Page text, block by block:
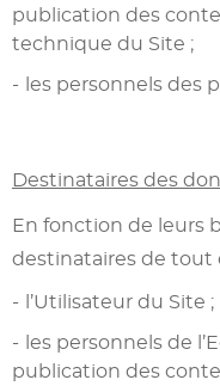
publication des
technique du Site ;
les personnels des
Destinataires des
En fonction de leurs
destinataires de tout
l’Utilisateur du Site ;
les personnels de
publication des